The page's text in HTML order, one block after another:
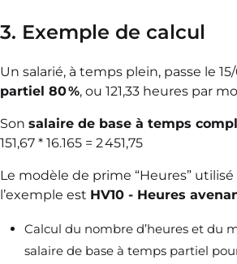
3. Exemple de calcul
Un salarié, à temps plein, passe le
partiel 80 %, ou 121,33 heures par
Son salaire de base à temps
151,67 * 16.165 = 2 451,75
Le modèle de prime “Heures” utilisé
l’exemple est HV10 - Heures
Calcul du nombre d’heures et du
salaire de base à temps partiel